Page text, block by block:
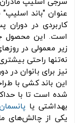
عنوان "باند
کاربردی در دوران
است. این محصول
زیر معمولی در
نه‌تنها راحتی
نیز برای بانوان
این باند کشی با
شده است تا با
بهداشتی یا
یکی از چالش‌های